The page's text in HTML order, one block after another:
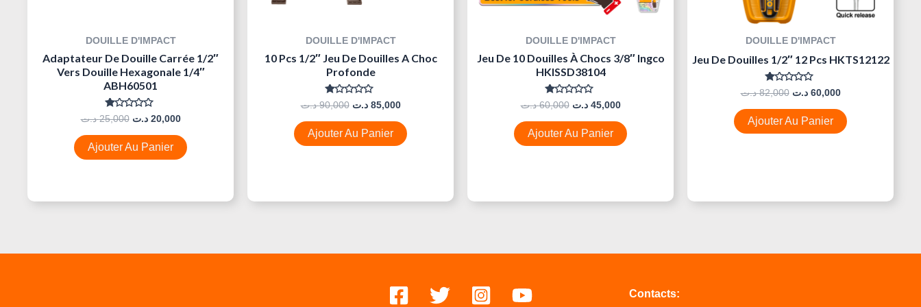
DOUILLE D'IMPACT
Adaptateur De Douille Carrée 1/2″
Vers Douille Hexagonale 1/4″
ABH60501
Note
0
Sur
5
25,000 د.ت 20,000 د.ت
Ajouter Au Panier
DOUILLE D'IMPACT
10 Pcs 1/2″ Jeu De Douilles A Choc
Profonde
Note
0
Sur
5
90,000 د.ت 85,000 د.ت
Ajouter Au Panier
DOUILLE D'IMPACT
Jeu De 10 Douilles À Chocs 3/8″ Ingco
HKISSD38104
Note
0
Sur
5
60,000 د.ت 45,000 د.ت
Ajouter Au Panier
DOUILLE D'IMPACT
Jeu De Douilles 1/2″ 12 Pcs HKTS12122
Note
0
Sur
5
82,000 د.ت 60,000 د.ت
Ajouter Au Panier
Contacts: